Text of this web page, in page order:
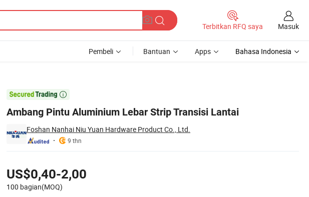
Terbitkan RFQ saya Masuk
Pembeli Bantuan Apps Bahasa Indonesia

Ambang Pintu Aluminium Lebar Strip Transisi Lantai
Foshan Nanhai Niu Yuan Hardware Product Co., Ltd.
9 thn
US$0,40-2,00
100 bagian(MOQ)